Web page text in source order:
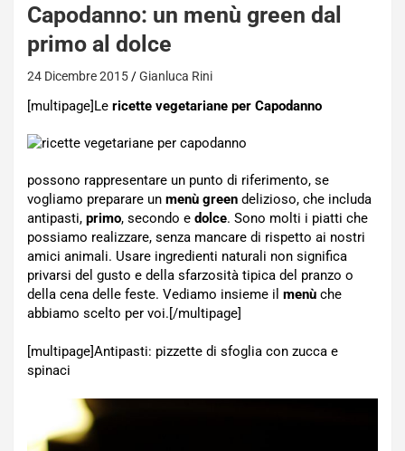
Capodanno: un menù green dal
primo al dolce
24 Dicembre 2015 Gianluca Rini
[multipage]Le ricette vegetariane per Capodanno
possono rappresentare un punto di riferimento, se
vogliamo preparare un menù green delizioso, che includa
antipasti, primo, secondo e dolce. Sono molti i piatti che
possiamo realizzare, senza mancare di rispetto ai nostri
amici animali. Usare ingredienti naturali non significa
privarsi del gusto e della sfarzosità tipica del pranzo o
della cena delle feste. Vediamo insieme il menù che
abbiamo scelto per voi.[/multipage]
[multipage]Antipasti: pizzette di sfoglia con zucca e
spinaci